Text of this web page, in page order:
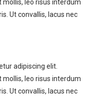
leo risus interdum
Ut convallis, lacus nec
adipiscing elit.
leo risus interdum
Ut convallis, lacus nec